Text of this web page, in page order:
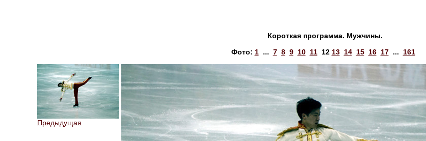
Короткая программа. Мужчины.
Фото: 1... 7 8 9 10 11 12 13 14 15 16 17... 161
Предыдущая